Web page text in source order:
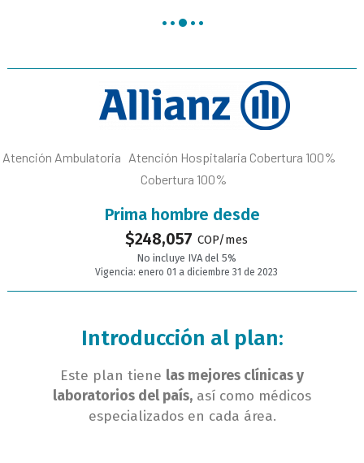
Atención Ambulatoria Atención Hospitalaria Cobertura 100%
Cobertura 100%
Prima hombre desde
$248,057 COP/mes
No incluye IVA del 5%
Vigencia: enero 01 a diciembre 31 de 2023
Introducción al plan:
Este plan tiene las mejores clínicas y
laboratorios del país, así como médicos
especializados en cada área.